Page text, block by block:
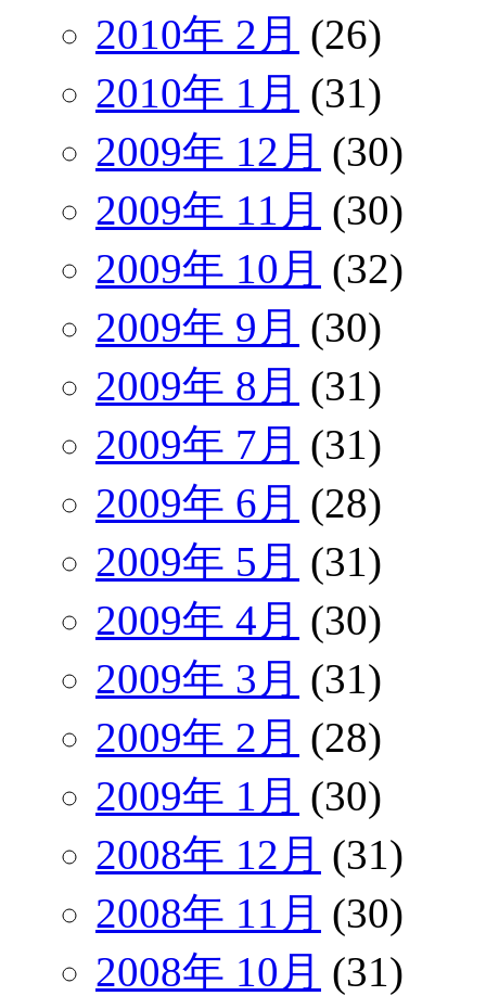
2010年 2月 (26)
2010年 1月 (31)
2009年 12月 (30)
2009年 11月 (30)
2009年 10月 (32)
2009年 9月 (30)
2009年 8月 (31)
2009年 7月 (31)
2009年 6月 (28)
2009年 5月 (31)
2009年 4月 (30)
2009年 3月 (31)
2009年 2月 (28)
2009年 1月 (30)
2008年 12月 (31)
2008年 11月 (30)
2008年 10月 (31)